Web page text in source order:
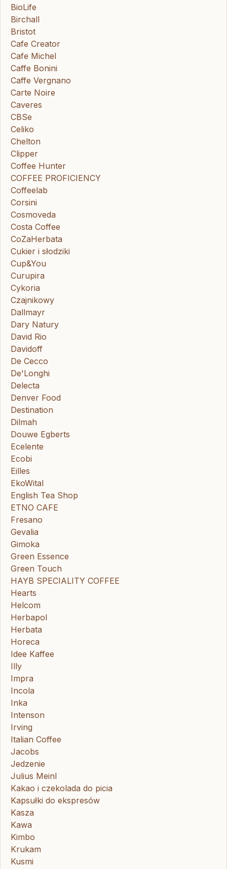
BioLife
Birchall
Bristot
Cafe Creator
Cafe Michel
Caffe Bonini
Caffe Vergnano
Carte Noire
Caveres
CBSe
Celiko
Chelton
Clipper
Coffee Hunter
COFFEE PROFICIENCY
Coffeelab
Corsini
Cosmoveda
Costa Coffee
CoZaHerbata
Cukier i słodziki
Cup&You
Curupira
Cykoria
Czajnikowy
Dallmayr
Dary Natury
David Rio
Davidoff
De Cecco
De'Longhi
Delecta
Denver Food
Destination
Dilmah
Douwe Egberts
Ecelente
Ecobi
Eilles
EkoWital
English Tea Shop
ETNO CAFE
Fresano
Gevalia
Gimoka
Green Essence
Green Touch
HAYB SPECIALITY COFFEE
Hearts
Helcom
Herbapol
Herbata
Horeca
Idee Kaffee
Illy
Impra
Incola
Inka
Intenson
Irving
Italian Coffee
Jacobs
Jedzenie
Julius Meinl
Kakao i czekolada do picia
Kapsułki do ekspresów
Kasza
Kawa
Kimbo
Krukam
Kusmi